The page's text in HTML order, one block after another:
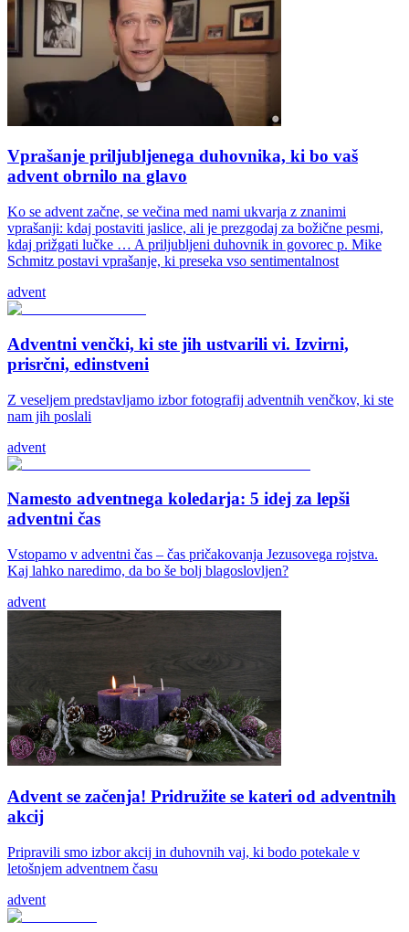
Vprašanje priljubljenega duhovnika, ki bo vaš
advent obrnilo na glavo
Ko se advent začne, se večina med nami ukvarja z znanimi
vprašanji: kdaj postaviti jaslice, ali je prezgodaj za božične pesmi,
kdaj prižgati lučke … A priljubljeni duhovnik in govorec p. Mike
Schmitz postavi vprašanje, ki preseka vso sentimentalnost
advent
Adventni venčki, ki ste jih ustvarili vi. Izvirni,
prisrčni, edinstveni
Z veseljem predstavljamo izbor fotografij adventnih venčkov, ki ste
nam jih poslali
advent
Namesto adventnega koledarja: 5 idej za lepši
adventni čas
Vstopamo v adventni čas – čas pričakovanja Jezusovega rojstva.
Kaj lahko naredimo, da bo še bolj blagoslovljen?
advent
Advent se začenja! Pridružite se kateri od adventnih
akcij
Pripravili smo izbor akcij in duhovnih vaj, ki bodo potekale v
letošnjem adventnem času
advent